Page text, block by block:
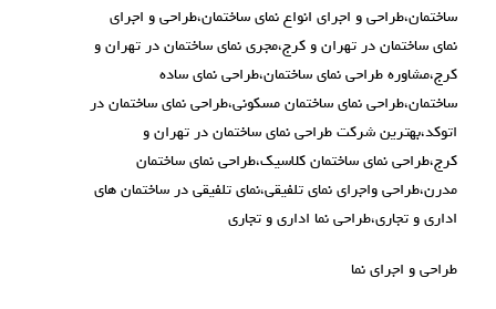
ساختمان،طراحی و اجرای انواع نمای ساختمان،طراحی و اجرای
نمای ساختمان در تهران و کرج،مجری نمای ساختمان در تهران و
کرج،مشاوره طراحی نمای ساختمان،طراحی نمای ساده
ساختمان،طراحی نمای ساختمان مسکونی،طراحی نمای ساختمان در
اتوکد،بهترین شرکت طراحی نمای ساختمان در تهران و
کرج،طراحی نمای ساختمان کلاسیک،طراحی نمای ساختمان
مدرن،طراحی واجرای نمای تلفیقی،نمای تلفیقی در ساختمان های
اداری و تجاری،طراحی نما اداری و تجاری
طراحی و اجرای نما